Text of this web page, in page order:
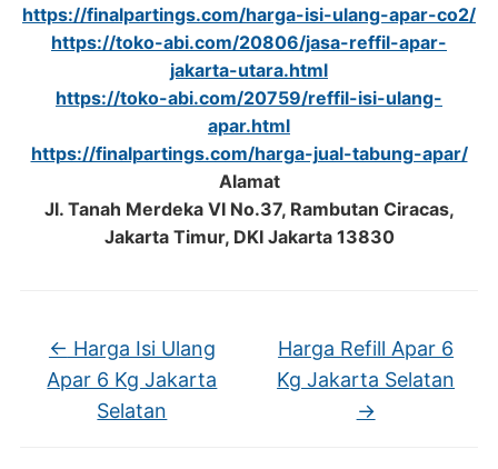
https://finalpartings.com/harga-isi-ulang-apar-co2/
https://toko-abi.com/20806/jasa-reffil-apar-
jakarta-utara.html
https://toko-abi.com/20759/reffil-isi-ulang-
apar.html
https://finalpartings.com/harga-jual-tabung-apar/
Alamat
Jl. Tanah Merdeka VI No.37, Rambutan Ciracas,
Jakarta Timur, DKI Jakarta 13830
← Harga Isi Ulang
Apar 6 Kg Jakarta
Selatan
Harga Refill Apar 6
Kg Jakarta Selatan
→